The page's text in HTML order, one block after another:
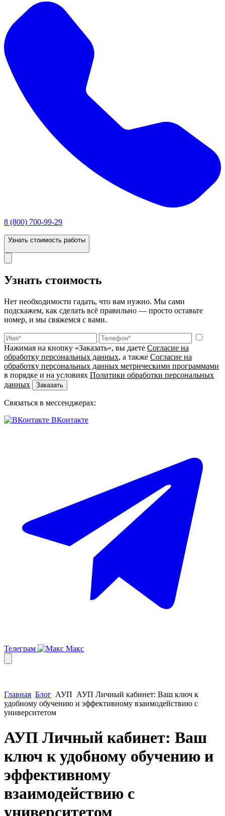
8 (800) 700-99-29
Узнать стоимость работы
Узнать стоимость
Нет необходимости гадать, что вам нужно. Мы сами
подскажем, как сделать всё правильно — просто оставьте
номер, и мы свяжемся с вами.
Нажимая на кнопку «Заказать», вы даете Согласие на
обработку персональных данных, а также Согласие на
обработку персональных данных метрическими программами
в порядке и на условиях Политики обработки персональных
данных
Заказать
Связаться в мессенджерах:
ВКонтакте
Телеграм Макс
Главная Блог АУП АУП Личный кабинет: Ваш ключ к
удобному обучению и эффективному взаимодействию с
университетом
АУП Личный кабинет: Ваш
ключ к удобному обучению и
эффективному
взаимодействию с
университетом